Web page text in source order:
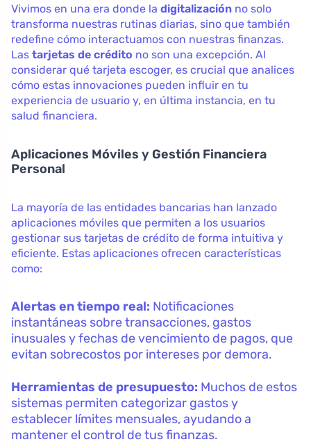
Vivimos en una era donde la digitalización no solo
transforma nuestras rutinas diarias, sino que también
redefine cómo interactuamos con nuestras finanzas.
Las tarjetas de crédito no son una excepción. Al
considerar qué tarjeta escoger, es crucial que analices
cómo estas innovaciones pueden influir en tu
experiencia de usuario y, en última instancia, en tu
salud financiera.
Aplicaciones Móviles y Gestión Financiera
Personal
La mayoría de las entidades bancarias han lanzado
aplicaciones móviles que permiten a los usuarios
gestionar sus tarjetas de crédito de forma intuitiva y
eficiente. Estas aplicaciones ofrecen características
como:
Alertas en tiempo real: Notificaciones
instantáneas sobre transacciones, gastos
inusuales y fechas de vencimiento de pagos, que
evitan sobrecostos por intereses por demora.
Herramientas de presupuesto: Muchos de estos
sistemas permiten categorizar gastos y
establecer límites mensuales, ayudando a
mantener el control de tus finanzas.